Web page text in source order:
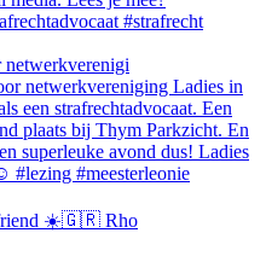
friend ☀️🇬🇷 Rho